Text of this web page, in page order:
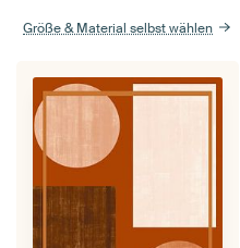
Größe & Material selbst wählen